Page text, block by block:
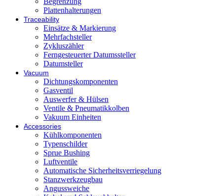
Plattenhalterungen
Traceability
Einsätze & Markierung
Mehrfachsteller
Zykluszähler
Ferngesteuerter Datumssteller
Datumsteller
Vacuum
Dichtungskomponenten
Gasventil
Auswerfer & Hülsen
Ventile & Pneumatikkolben
Vakuum Einheiten
Accessories
Kühlkomponenten
Typenschilder
Sprue Bushing
Luftventile
Automatische Sicherheitsverriegelung
Stanzwerkzeugbau
Angussweiche